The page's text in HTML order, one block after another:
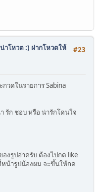
#23
าโหวต :) ฝากโหวตให้
วดในรายการ Sabina
รัก ชอบ หรือ น่ารักโดนใจ
งรูปอ่าครับ ต้องไปกด like
น้ารูปน้องผม จะขึ้นให้กด